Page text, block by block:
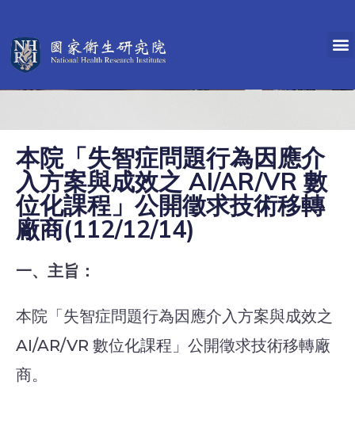
本院「失智症問題行為因應介
入方案與成效之 AI/AR/VR 數
位化課程」公開徵求技術移轉
廠商(112/12/14)
一、主旨：
本院「失智症問題行為因應介入方案與成效之
AI/AR/VR 數位化課程」公開徵求技術移轉廠
商。